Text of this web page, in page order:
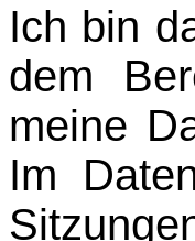
Ich bin
dem
meine
Im